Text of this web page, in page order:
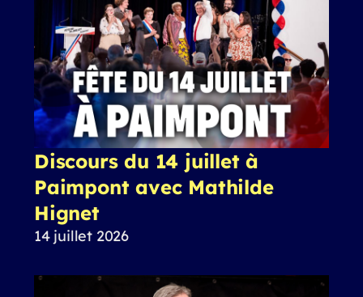
Discours du 14 juillet à
Paimpont avec Mathilde
Hignet
14 juillet 2026